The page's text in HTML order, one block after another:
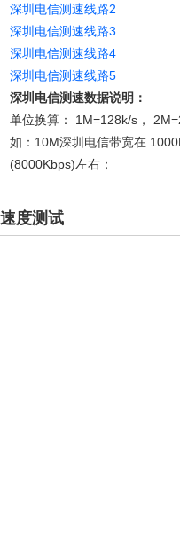
深圳电信测速线路2
深圳电信测速线路3
深圳电信测速线路4
深圳电信测速线路5
深圳电信测速数据说明：
单位换算： 1M=128k/s，
如：10M深圳电信带宽在
(8000Kbps)左右；
度测试